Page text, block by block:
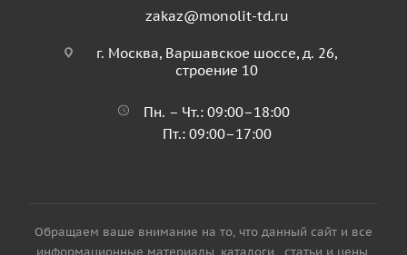
zakaz@monolit-td.ru
г. Москва, Варшавское шоссе, д. 26,
строение 10
Пн. – Чт.: 09:00–18:00
Пт.: 09:00–17:00
Обращаем ваше внимание на то, что данный сайт и все
информационные материалы, каталоги , статьи и цены,